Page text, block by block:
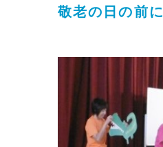
敬老の日の前に